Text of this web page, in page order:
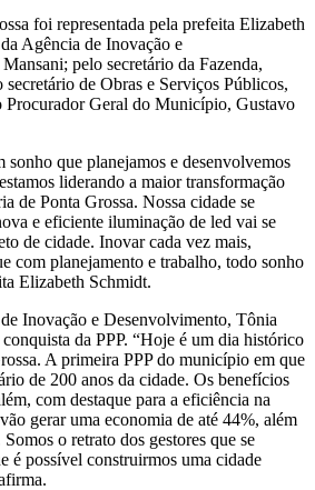
foi representada pela prefeita Elizabeth
Agência de Inovação e
pelo secretário da Fazenda,
de Obras e Serviços Públicos,
Procurador Geral do Município, Gustavo
sonho que planejamos e desenvolvemos
liderando a maior transformação
de Ponta Grossa. Nossa cidade se
e eficiente iluminação de led vai se
de cidade. Inovar cada vez mais,
com planejamento e trabalho, todo sonho
Elizabeth Schmidt.
Inovação e Desenvolvimento, Tônia
da PPP. “Hoje é um dia histórico
A primeira PPP do município em que
de 200 anos da cidade. Os benefícios
com destaque para a eficiência na
gerar uma economia de até 44%, além
o retrato dos gestores que se
é possível construirmos uma cidade